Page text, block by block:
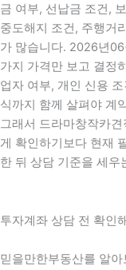
금 여부, 선납금 조건,
중도해지 조건, 주행거
가 많습니다. 2026년
가지 가격만 보고 결정
업자 여부, 개인 신용
식까지 함께 살펴야 계
그래서 드라마창작카
게 확인하기보다 현재
한 뒤 상담 기준을 세우
투자계좌 상담 전 확인
믿을만한부동산를 알